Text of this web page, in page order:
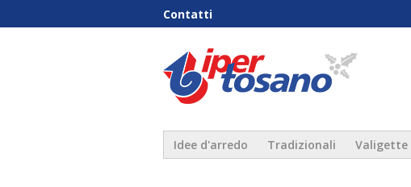
Contatti
Idee d'arredo Tradizionali Valigette